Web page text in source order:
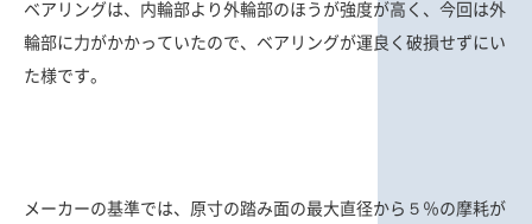
ベアリングは、内輪部より外輪部のほうが強度が高く、今回は外
輪部に力がかかっていたので、ベアリングが運良く破損せずにい
た様です。
メーカーの基準では、原寸の踏み面の最大直径から５％の摩耗が